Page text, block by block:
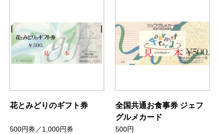
花とみどりのギフト券
500円券／1,000円券
全国共通お食事券 ジェフ
グルメカード
500円